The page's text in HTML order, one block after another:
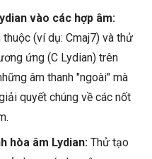
vào các hợp âm:
(ví dụ: Cmaj7) và thử
ứng (C Lydian) trên
âm thanh "ngoài" mà
quyết chúng về các nốt
hòa âm Lydian: Thử tạo